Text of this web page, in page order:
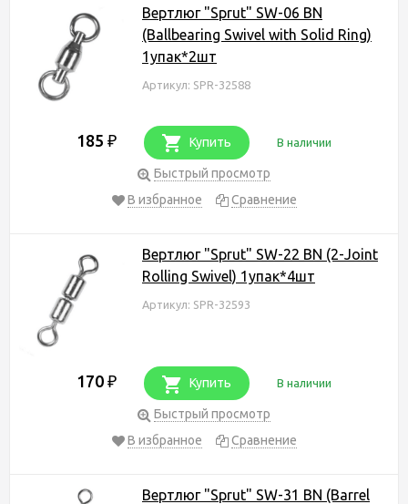
Вертлюг "Sprut" SW-06 BN
(Ballbearing Swivel with Solid Ring)
1упак*2шт
Артикул: SPR-32588
185 ₽ Купить В наличии
Быстрый просмотр
В избранное
Сравнение
Вертлюг "Sprut" SW-22 BN (2-Joint
Rolling Swivel) 1упак*4шт
Артикул: SPR-32593
170 ₽ Купить В наличии
Быстрый просмотр
В избранное
Сравнение
Вертлюг "Sprut" SW-31 BN (Barrel